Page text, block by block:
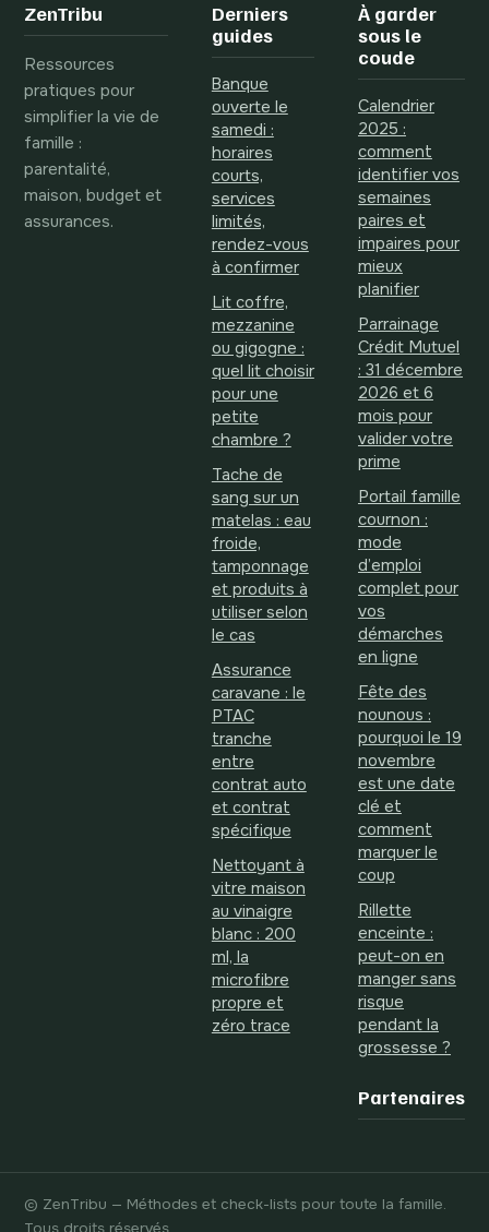
ZenTribu
Ressources
pratiques pour
simplifier la vie de
famille :
parentalité,
maison, budget et
assurances.
Derniers
guides
Banque
ouverte le
samedi :
horaires
courts,
services
limités,
rendez-vous
à confirmer
Lit coffre,
mezzanine
ou gigogne :
quel lit choisir
pour une
petite
chambre ?
Tache de
sang sur un
matelas : eau
froide,
tamponnage
et produits à
utiliser selon
le cas
Assurance
caravane : le
PTAC
tranche
entre
contrat auto
et contrat
spécifique
Nettoyant à
vitre maison
au vinaigre
blanc : 200
ml, la
microfibre
propre et
zéro trace
À garder
sous le
coude
Calendrier
2025 :
comment
identifier vos
semaines
paires et
impaires pour
mieux
planifier
Parrainage
Crédit Mutuel
: 31 décembre
2026 et 6
mois pour
valider votre
prime
Portail famille
cournon :
mode
d’emploi
complet pour
vos
démarches
en ligne
Fête des
nounous :
pourquoi le 19
novembre
est une date
clé et
comment
marquer le
coup
Rillette
enceinte :
peut-on en
manger sans
risque
pendant la
grossesse ?
Partenaires
© ZenTribu — Méthodes et check-lists pour toute la famille.